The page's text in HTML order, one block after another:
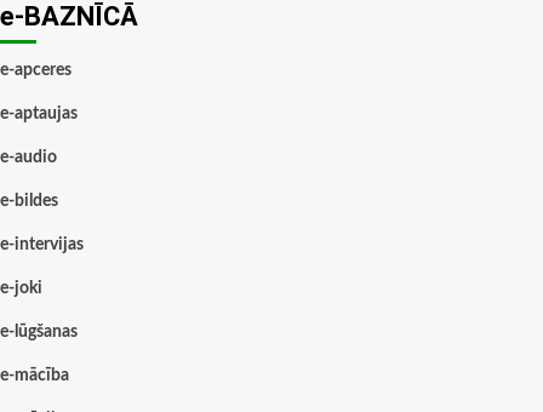
e-BAZNĪCĀ
e-apceres
e-aptaujas
e-audio
e-bildes
e-intervijas
e-joki
e-lūgšanas
e-mācība